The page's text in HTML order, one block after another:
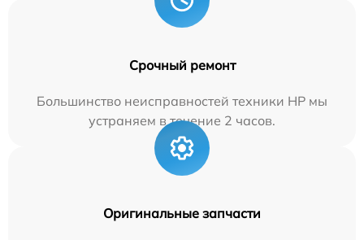
Срочный ремонт
Большинство неисправностей техники HP мы
устраняем в течение 2 часов.
Оригинальные запчасти